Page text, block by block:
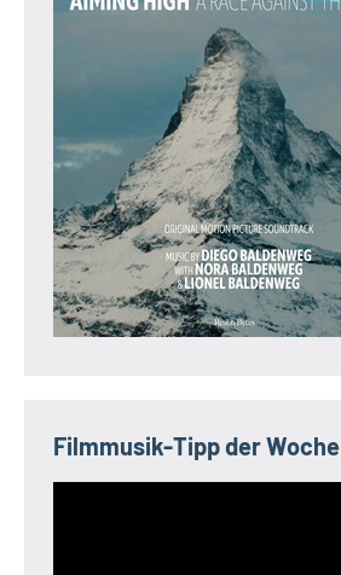
Filmmusik-Tipp der Woche